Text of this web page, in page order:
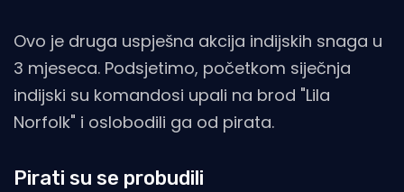
Ovo je druga uspješna akcija indijskih snaga u
3 mjeseca. Podsjetimo, početkom siječnja
indijski su komandosi upali na brod "Lila
Norfolk" i oslobodili ga od pirata.
Pirati su se probudili